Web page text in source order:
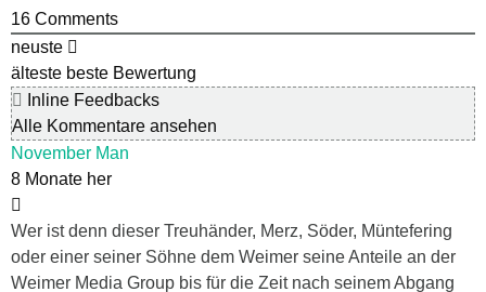
16 Comments
neuste
älteste beste Bewertung
Inline Feedbacks
Alle Kommentare ansehen
November Man
8 Monate her
Wer ist denn dieser Treuhänder, Merz, Söder, Müntefering
oder einer seiner Söhne dem Weimer seine Anteile an der
Weimer Media Group bis für die Zeit nach seinem Abgang